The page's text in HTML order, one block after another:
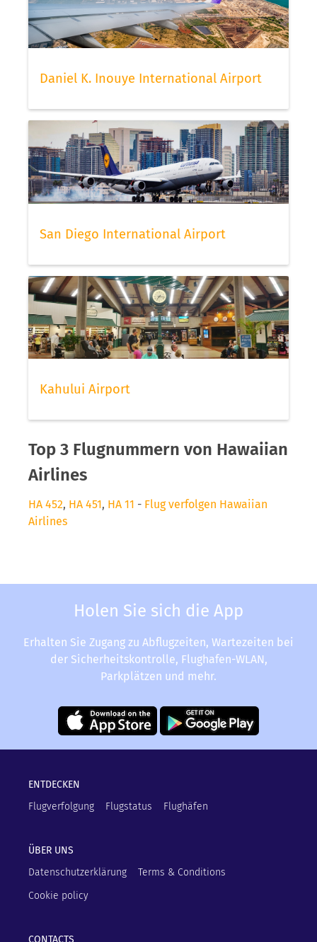
Daniel K. Inouye International Airport
San Diego International Airport
Kahului Airport
Top 3 Flugnummern von Hawaiian
Airlines
HA 452, HA 451, HA 11 - Flug verfolgen Hawaiian
Airlines
Holen Sie sich die App
Erhalten Sie Zugang zu Abflugzeiten, Wartezeiten bei
der Sicherheitskontrolle, Flughafen-WLAN,
Parkplätzen und mehr.
ENTDECKEN
Flugverfolgung
Flugstatus Flughäfen
ÜBER UNS
Datenschutzerklärung
Terms & Conditions
Cookie policy